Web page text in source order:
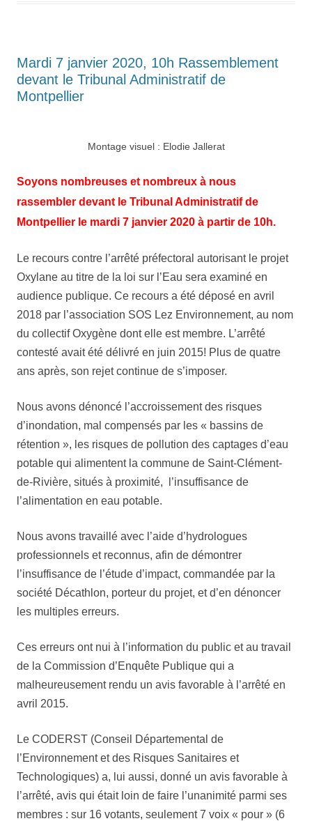
Mardi 7 janvier 2020, 10h Rassemblement
devant le Tribunal Administratif de
Montpellier
Montage visuel : Elodie Jallerat
Soyons nombreuses et nombreux à nous
rassembler devant le Tribunal Administratif de
Montpellier le mardi 7 janvier 2020 à partir de 10h.
Le recours contre l’arrêté préfectoral autorisant le projet
Oxylane au titre de la loi sur l’Eau sera examiné en
audience publique. Ce recours a été déposé en avril
2018 par l’association SOS Lez Environnement, au nom
du collectif Oxygène dont elle est membre. L’arrêté
contesté avait été délivré en juin 2015! Plus de quatre
ans après, son rejet continue de s’imposer.
Nous avons dénoncé l’accroissement des risques
d’inondation, mal compensés par les « bassins de
rétention », les risques de pollution des captages d’eau
potable qui alimentent la commune de Saint-Clément-
de-Rivière, situés à proximité, l’insuffisance de
l’alimentation en eau potable.
Nous avons travaillé avec l’aide d’hydrologues
professionnels et reconnus, afin de démontrer
l’insuffisance de l’étude d’impact, commandée par la
société Décathlon, porteur du projet, et d’en dénoncer
les multiples erreurs.
Ces erreurs ont nui à l’information du public et au travail
de la Commission d’Enquête Publique qui a
malheureusement rendu un avis favorable à l’arrêté en
avril 2015.
Le CODERST (Conseil Départemental de
l’Environnement et des Risques Sanitaires et
Technologiques) a, lui aussi, donné un avis favorable à
l’arrêté, avis qui était loin de faire l’unanimité parmi ses
membres : sur 16 votants, seulement 7 voix « pour » (6